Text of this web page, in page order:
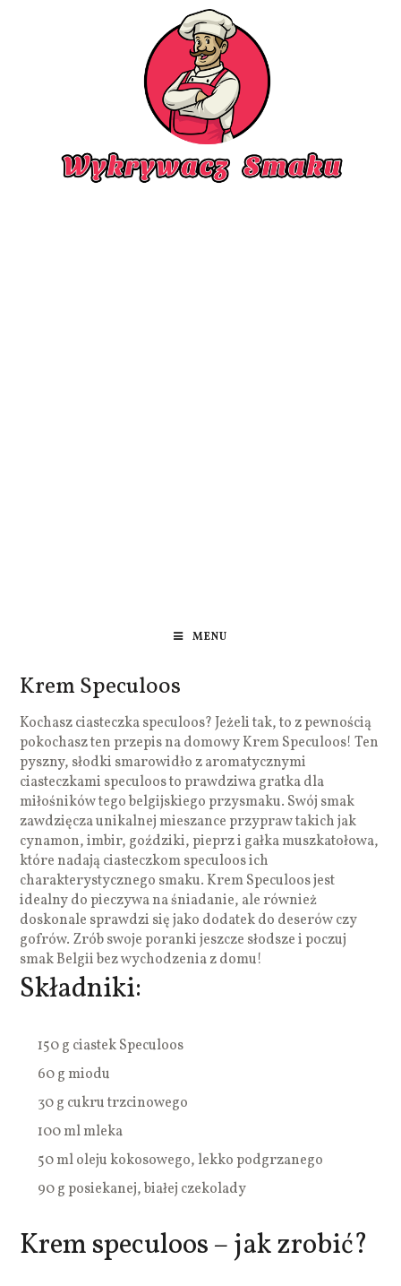
MENU
Krem Speculoos
Kochasz ciasteczka speculoos? Jeżeli tak, to z pewnością
pokochasz ten przepis na domowy Krem Speculoos! Ten
pyszny, słodki smarowidło z aromatycznymi
ciasteczkami speculoos to prawdziwa gratka dla
miłośników tego belgijskiego przysmaku. Swój smak
zawdzięcza unikalnej mieszance przypraw takich jak
cynamon, imbir, goździki, pieprz i gałka muszkatołowa,
które nadają ciasteczkom speculoos ich
charakterystycznego smaku. Krem Speculoos jest
idealny do pieczywa na śniadanie, ale również
doskonale sprawdzi się jako dodatek do deserów czy
gofrów. Zrób swoje poranki jeszcze słodsze i poczuj
smak Belgii bez wychodzenia z domu!
Składniki:
150 g ciastek Speculoos
60 g miodu
30 g cukru trzcinowego
100 ml mleka
50 ml oleju kokosowego, lekko podgrzanego
90 g posiekanej, białej czekolady
Krem speculoos – jak zrobić?